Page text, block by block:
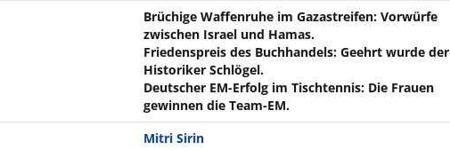
Brüchige Waffenruhe im Gazastreifen: Vorwürfe
zwischen Israel und Hamas.
Friedenspreis des Buchhandels: Geehrt wurde der
Historiker Schlögel.
Deutscher EM-Erfolg im Tischtennis: Die Frauen
gewinnen die Team-EM.
Mitri Sirin